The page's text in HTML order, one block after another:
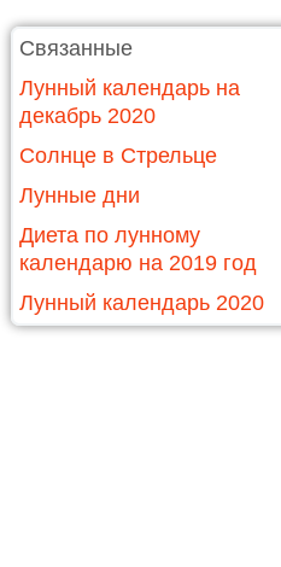
Связанные
Лунный календарь на
декабрь 2020
Солнце в Стрельце
Лунные дни
Диета по лунному
календарю на 2019 год
Лунный календарь 2020